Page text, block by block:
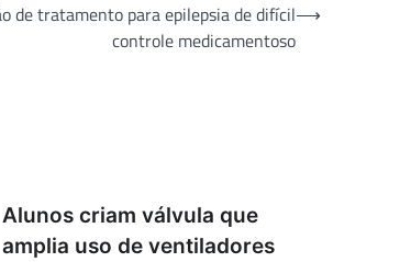
de tratamento para epilepsia de difícil
controle medicamentoso
⟶
Alunos criam válvula que
amplia uso de ventiladores